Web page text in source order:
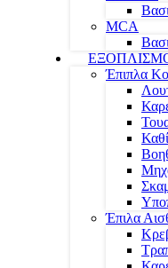
MCA
Έπιπλα
Έπιλα